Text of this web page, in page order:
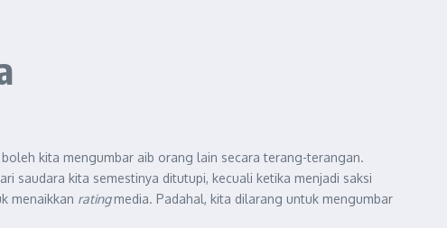
kita mengumbar aib orang lain secara terang-terangan.
saudara kita semestinya ditutupi, kecuali ketika menjadi saksi
menaikkan ratingmedia. Padahal, kita dilarang untuk mengumbar